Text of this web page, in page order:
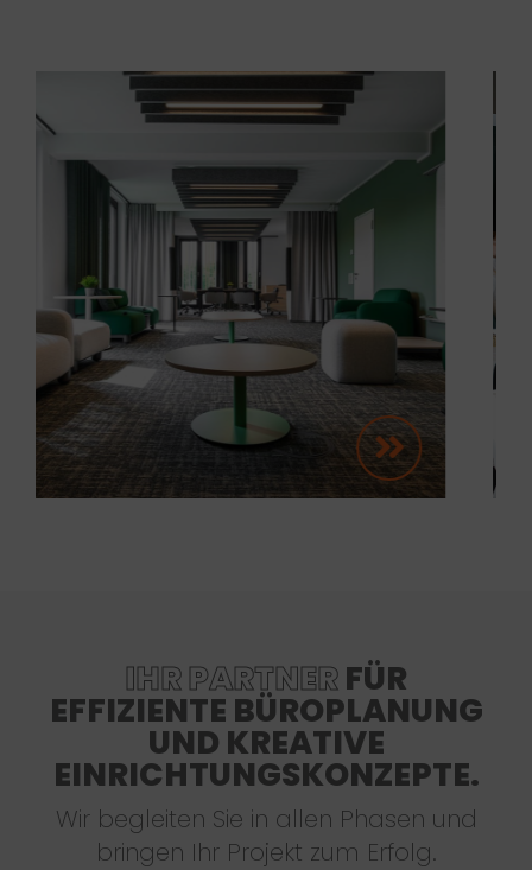
IHR PARTNERFÜR
EFFIZIENTE BÜROPLANUNG
UND KREATIVE
EINRICHTUNGSKONZEPTE.
Wir begleiten Sie in allen Phasen und
bringen Ihr Projekt zum Erfolg.